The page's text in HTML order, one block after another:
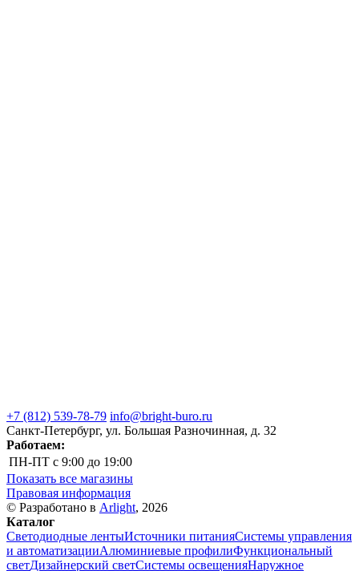
+7 (812) 539-78-79 info@bright-buro.ru
Санкт-Петербург, ул. Большая Разночинная, д. 32
Работаем:
ПН-ПТ с 9:00 до 19:00
Показать все магазины
Правовая информация
© Разработано в Arlight, 2026
Каталог
Светодиодные лентыИсточники питанияСистемы управления
и автоматизацииАлюминиевые профилиФункциональный
светДизайнерский светСистемы освещенияНаружное